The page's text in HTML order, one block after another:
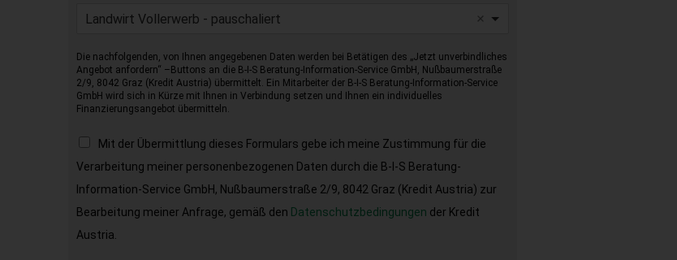
Landwirt Vollerwerb - pauschaliert
Die nachfolgenden, von Ihnen angegebenen Daten werden bei Betätigen des „Jetzt unverbindliches
Angebot anfordern“ –Buttons an die B-I-S Beratung-Information-Service GmbH, Nußbaumerstraße
2/9, 8042 Graz (Kredit Austria) übermittelt. Ein Mitarbeiter der B-I-S Beratung-Information-Service
GmbH wird sich in Kürze mit Ihnen in Verbindung setzen und Ihnen ein individuelles
Finanzierungsangebot übermitteln.
Mit der Übermittlung dieses Formulars gebe ich meine Zustimmung für die
Verarbeitung meiner personenbezogenen Daten durch die B-I-S Beratung-
Information-Service GmbH, Nußbaumerstraße 2/9, 8042 Graz (Kredit Austria) zur
Bearbeitung meiner Anfrage, gemäß den Datenschutzbedingungen der Kredit
Austria.